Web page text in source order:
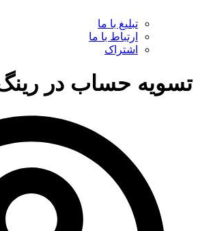
تبلیغ با ما
ارتباط با ما
اشتراک
تسویه حساب در